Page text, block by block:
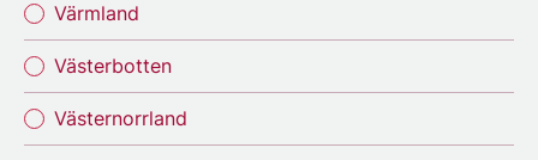
Värmland
Västerbotten
Västernorrland